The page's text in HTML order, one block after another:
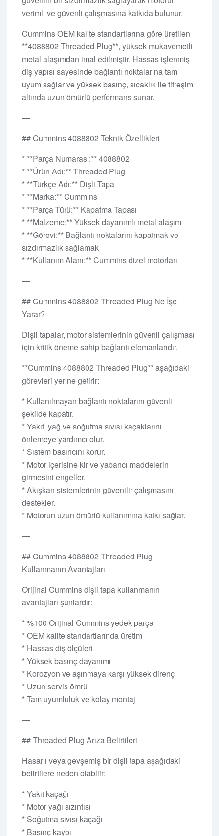
verimli ve güvenli çalışmasına katkıda bulunur.
Cummins OEM kalite standartlarına göre üretilen
**4088802 Threaded Plug**, yüksek mukavemetli
metal alaşımdan imal edilmiştir. Hassas işlenmiş
diş yapısı sayesinde bağlantı noktalarına tam
uyum sağlar ve yüksek basınç, sıcaklık ile titreşim
altında uzun ömürlü performans sunar.
—
## Cummins 4088802 Teknik Özellikleri
* **Parça Numarası:** 4088802
* **Ürün Adı:** Threaded Plug
* **Türkçe Adı:** Dişli Tapa
* **Marka:** Cummins
* **Parça Türü:** Kapatma Tapası
* **Malzeme:** Yüksek dayanımlı metal alaşım
* **Görevi:** Bağlantı noktalarını kapatmak ve
sızdırmazlık sağlamak
* **Kullanım Alanı:** Cummins dizel motorları
—
## Cummins 4088802 Threaded Plug Ne İşe
Yarar?
Dişli tapalar, motor sistemlerinin güvenli çalışması
için kritik öneme sahip bağlantı elemanlarıdır.
**Cummins 4088802 Threaded Plug** aşağıdaki
görevleri yerine getirir:
* Kullanılmayan bağlantı noktalarını güvenli
şekilde kapatır.
* Yakıt, yağ ve soğutma sıvısı kaçaklarını
önlemeye yardımcı olur.
* Sistem basıncını korur.
* Motor içerisine kir ve yabancı maddelerin
girmesini engeller.
* Akışkan sistemlerinin güvenilir çalışmasını
destekler.
* Motorun uzun ömürlü kullanımına katkı sağlar.
—
## Cummins 4088802 Threaded Plug
Kullanmanın Avantajları
Orijinal Cummins dişli tapa kullanmanın
avantajları şunlardır:
* %100 Orijinal Cummins yedek parça
* OEM kalite standartlarında üretim
* Hassas diş ölçüleri
* Yüksek basınç dayanımı
* Korozyon ve aşınmaya karşı yüksek direnç
* Uzun servis ömrü
* Tam uyumluluk ve kolay montaj
—
## Threaded Plug Arıza Belirtileri
Hasarlı veya gevşemiş bir dişli tapa aşağıdaki
belirtilere neden olabilir:
* Yakıt kaçağı
* Motor yağı sızıntısı
* Soğutma sıvısı kaçağı
* Basınç kaybı